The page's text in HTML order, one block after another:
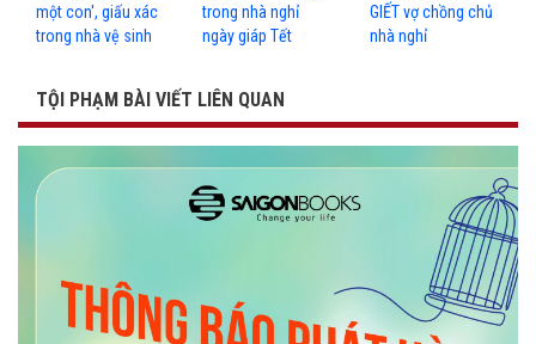
một con', giấu xác
trong nhà vệ sinh
trong nhà nghỉ
ngày giáp Tết
GIẾT vợ chồng chủ
nhà nghỉ
TỘI PHẠM BÀI VIẾT LIÊN QUAN